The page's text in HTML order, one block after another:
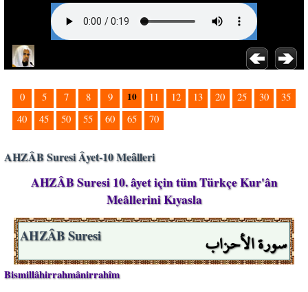
0 5 7 8 9 10 11 12 13 20 25 30
35
40
45 50 55 60 65 70
AHZÂB Suresi Âyet-10 Meâlleri
AHZÂB Suresi 10. âyet için tüm Türkçe Kur'ân
Meâllerini Kıyasla
سورة الأحزاب AHZÂB Suresi
Bismillâhirrahmânirrahîm